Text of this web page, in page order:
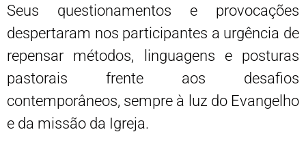
Seus questionamentos e provocações
despertaram nos participantes a urgência de
repensar métodos, linguagens e posturas
pastorais frente aos desafios
contemporâneos, sempre à luz do Evangelho
e da missão da Igreja.